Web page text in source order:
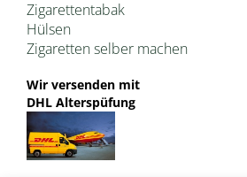
Zigarettentabak
Hülsen
Zigaretten selber machen
Wir versenden mit
DHL Alterspüfung